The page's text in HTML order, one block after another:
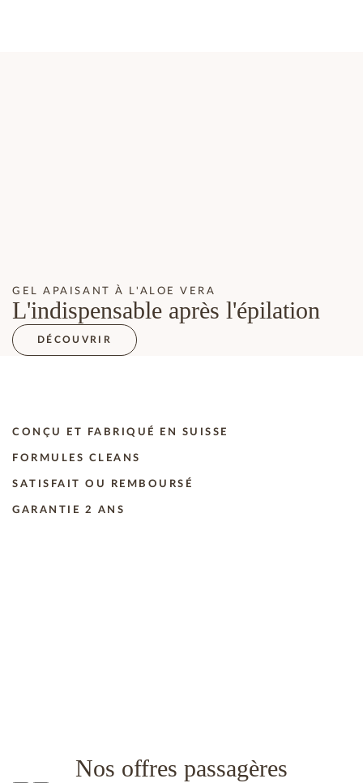
GEL APAISANT À L'ALOE VERA
L'indispensable après l'épilation
DÉCOUVRIR
CONÇU ET FABRIQUÉ EN SUISSE
FORMULES CLEANS
SATISFAIT OU REMBOURSÉ
GARANTIE 2 ANS
Nos offres passagères